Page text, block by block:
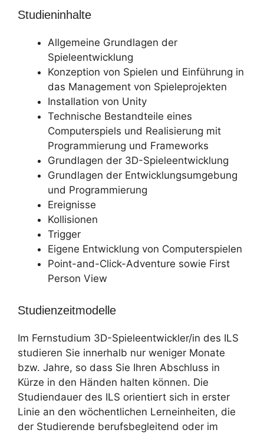
Studieninhalte
Allgemeine Grundlagen der
Spieleentwicklung
Konzeption von Spielen und Einführung in
das Management von Spieleprojekten
Installation von Unity
Technische Bestandteile eines
Computerspiels und Realisierung mit
Programmierung und Frameworks
Grundlagen der 3D-Spieleentwicklung
Grundlagen der Entwicklungsumgebung
und Programmierung
Ereignisse
Kollisionen
Trigger
Eigene Entwicklung von Computerspielen
Point-and-Click-Adventure sowie First
Person View
Studienzeitmodelle
Im Fernstudium 3D-Spieleentwickler/in des ILS
studieren Sie innerhalb nur weniger Monate
bzw. Jahre, so dass Sie Ihren Abschluss in
Kürze in den Händen halten können. Die
Studiendauer des ILS orientiert sich in erster
Linie an den wöchentlichen Lerneinheiten, die
der Studierende berufsbegleitend oder im